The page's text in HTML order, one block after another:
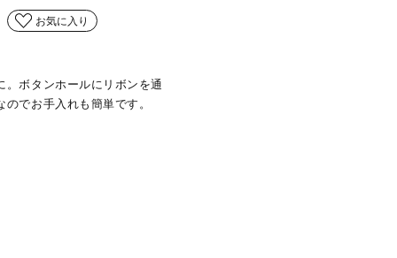
お気に入り
。ボタンホールにリボンを通
でお手入れも簡単です。